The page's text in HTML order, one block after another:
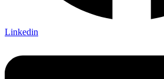
Linkedin